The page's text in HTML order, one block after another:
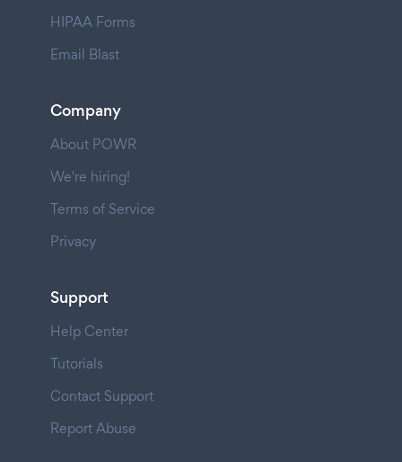
HIPAA Forms
Email Blast
Company
About POWR
We're hiring!
Terms of Service
Privacy
Support
Help Center
Tutorials
Contact Support
Report Abuse